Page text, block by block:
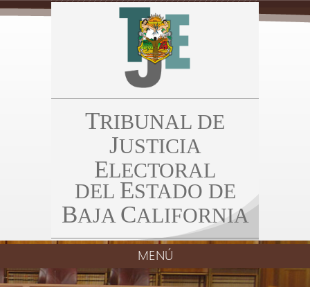
TRIBUNAL DE
JUSTICIA
ELECTORAL
DEL ESTADO DE
BAJA CALIFORNIA
MENÚ